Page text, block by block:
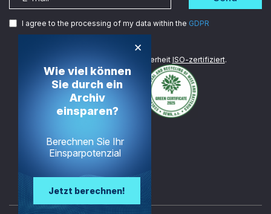
I agree to the processing of my data within the GDPR
Wir sind im Bereich Datensicherheit ISO-zertifiziert.
×
Wie viel können
Sie durch ein
Archiv
einsparen?
Berechnen Sie Ihr
Einsparpotenzial
Jetzt berechnen!